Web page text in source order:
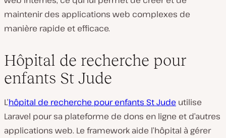
maintenir des applications web complexes de
manière rapide et efficace.
Hôpital de recherche pour
enfants St Jude
L’hôpital de recherche pour enfants St Jude utilise
Laravel pour sa plateforme de dons en ligne et d’autres
applications web. Le framework aide l’hôpital à gérer